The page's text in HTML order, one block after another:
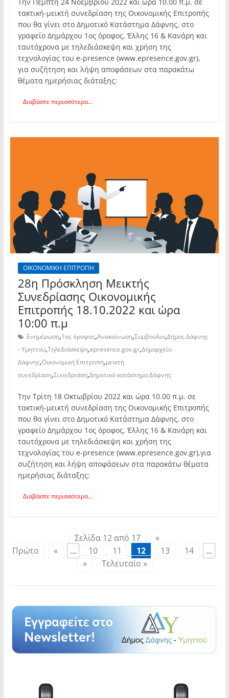
τακτική-μεικτή συνεδρίαση της Οικονομικής Επιτροπής
που θα γίνει στο Δημοτικό Κατάστημα Δάφνης, στο
γραφείο Δημάρχου 1ος όροφος, Έλλης 16 & Κανάρη και
ταυτόχρονα με τηλεδιάσκεψη και χρήση της
τεχνολογίας του e-presence (www.epresence.gov.gr),
για συζήτηση και λήψη αποφάσεων στα παρακάτω
θέματα ημερήσιας διάταξης:
Διαβάστε περισσότερα...
ΟΙΚΟΝΟΜΙΚΗ ΕΠΙΤΡΟΠΗ
28η Πρόσκληση Μεικτής
Συνεδρίασης Οικονομικής
Επιτροπής 18.10.2022 και ώρα
10:00 π.μ
Ενημέρωση,1ος όροφος,Ανακοίνωση,Συμβούλιο,Δήμος Δάφνης
- Υμηττού,Τηλεδιάσκεψη,epresence.gov.gr,Δημαρχείο
Δάφνης,Οικονομική Επιτροπή,μεικτή
συνεδρίαση,Συνεδριάση,Δημοτικό κατάστημα Δάφνης
Την Τρίτη 18 Οκτωβρίου 2022 και ώρα 10.00 π.μ. σε
τακτική-μεικτή συνεδρίαση της Οικονομικής Επιτροπής
που θα γίνει στο Δημοτικό Κατάστημα Δάφνης, στο
γραφείο Δημάρχου 1ος όροφος, Έλλης 16 & Κανάρη και
ταυτόχρονα με τηλεδιάσκεψη και χρήση της
τεχνολογίας του e-presence (www.epresence.gov.gr),για
συζήτηση και λήψη αποφάσεων στα παρακάτω θέματα
ημερήσιας διάταξης:
Διαβάστε περισσότερα...
Σελίδα 12 από 17
«
Πρώτο
« ... 10 11 12 13 14
...
»
Τελευταίο »